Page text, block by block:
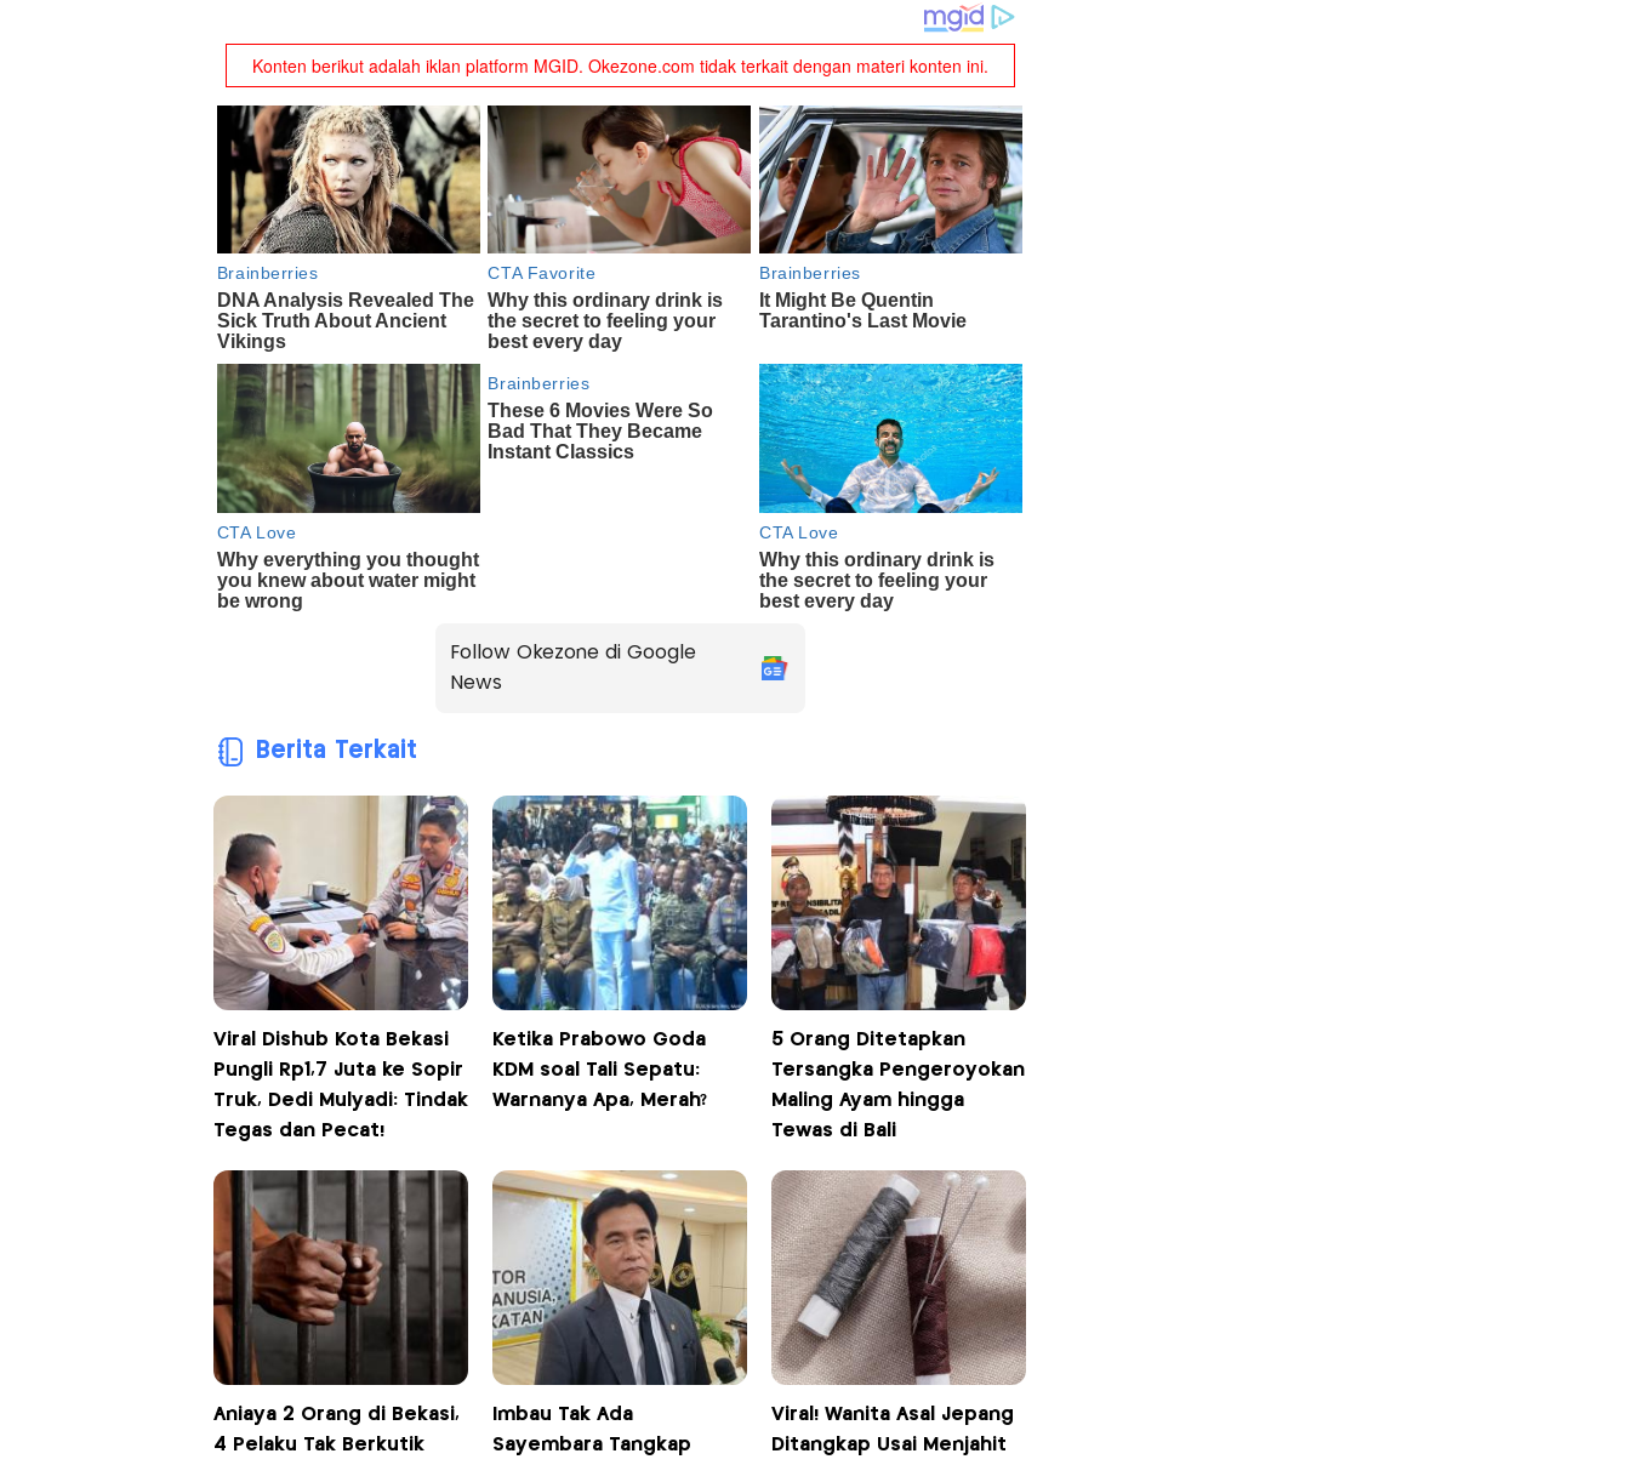
Follow Okezone di Google
News
Berita Terkait
Viral Dishub Kota Bekasi
Pungli Rp1,7 Juta ke Sopir
Truk, Dedi Mulyadi: Tindak
Tegas dan Pecat!
Ketika Prabowo Goda
KDM soal Tali Sepatu:
Warnanya Apa, Merah?
5 Orang Ditetapkan
Tersangka Pengeroyokan
Maling Ayam hingga
Tewas di Bali
Aniaya 2 Orang di Bekasi,
4 Pelaku Tak Berkutik
Imbau Tak Ada
Sayembara Tangkap
Viral! Wanita Asal Jepang
Ditangkap Usai Menjahit